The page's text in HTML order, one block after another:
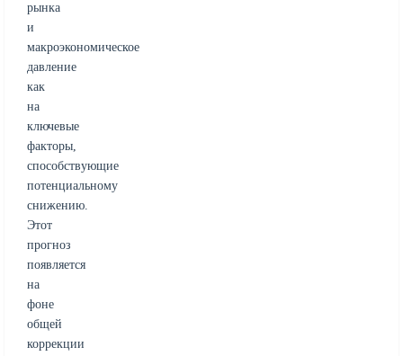
рынка
и
макроэкономическое
давление
как
на
ключевые
факторы,
способствующие
потенциальному
снижению.
Этот
прогноз
появляется
на
фоне
общей
коррекции